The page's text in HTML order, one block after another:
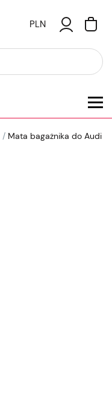
PLN
/ Mata bagażnika do Audi